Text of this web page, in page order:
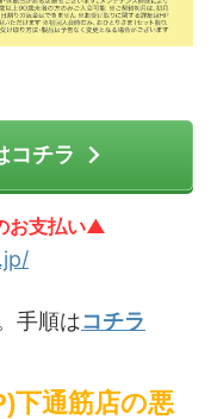
コチラ
お支払い▲
手順はコチラ
下通筋店の悪